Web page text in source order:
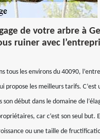
de votre arbre à
ruiner avec
tous les environs du 40090,
propose les meilleurs tarifs. C’est
son début dans le domaine de
car c’est son seul but.
ou une taille de